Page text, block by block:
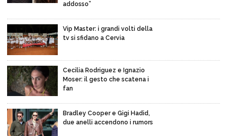
addosso”
Vip Master: i grandi volti della
tv si sfidano a Cervia
Cecilia Rodriguez e Ignazio
Moser: il gesto che scatena i
fan
Bradley Cooper e Gigi Hadid,
due anelli accendono i rumors